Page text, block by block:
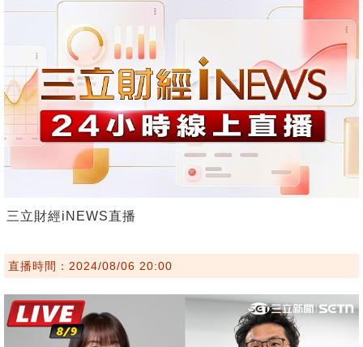
三立財經iNEWS直播
直播時間：2024/08/06 20:00